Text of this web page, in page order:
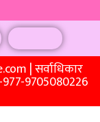
| सर्वाधिकार
9705080226